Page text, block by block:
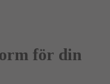
för din